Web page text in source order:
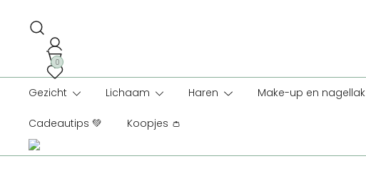
0
Gezicht Lichaam Haren Make-up en nagellak
Cadeautips 💚 Koopjes 👛